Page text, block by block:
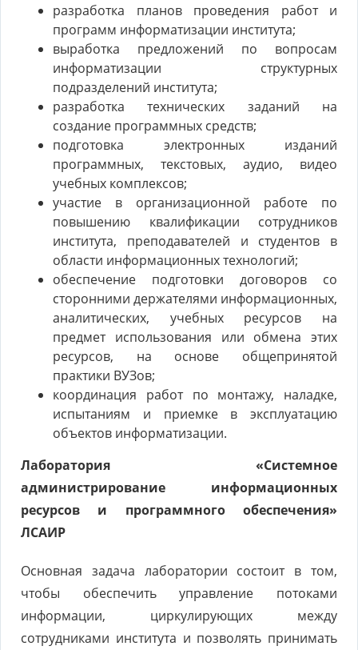
разработка планов проведения работ и
программ информатизации института;
выработка предложений по вопросам
информатизации структурных
подразделений института;
разработка технических заданий на
создание программных средств;
подготовка электронных изданий
программных, текстовых, аудио, видео
учебных комплексов;
участие в организационной работе по
повышению квалификации сотрудников
института, преподавателей и студентов в
области информационных технологий;
обеспечение подготовки договоров со
сторонними держателями информационных,
аналитических, учебных ресурсов на
предмет использования или обмена этих
ресурсов, на основе общепринятой
практики ВУЗов;
координация работ по монтажу, наладке,
испытаниям и приемке в эксплуатацию
объектов информатизации.
Лаборатория «Системное
администрирование информационных
ресурсов и программного обеспечения»
ЛСАИР
Основная задача лаборатории состоит в том,
чтобы обеспечить управление потоками
информации, циркулирующих между
сотрудниками института и позволять принимать